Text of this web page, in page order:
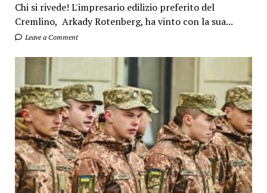
Chi si rivede! L'impresario edilizio preferito del
Cremlino, Arkady Rotenberg, ha vinto con la sua...
Leave a Comment